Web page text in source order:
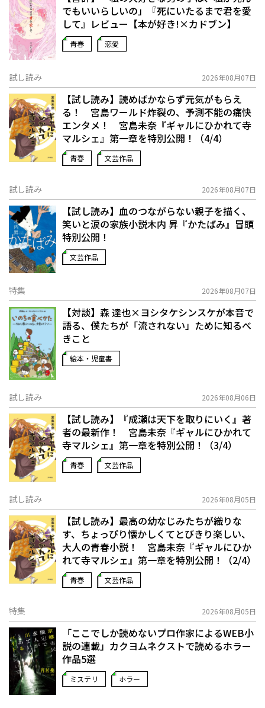
でもいいらしいの」――『死にいたるまで君を愛
して』レビュー【本が好き!×カドブン】
青春 恋愛
試し読み 2026年08月07日
【試し読み】読めばかならず元気がもらえ
る！ 宮島ワールド炸裂の、予測不能の痛快
エンタメ！ 宮島未奈『ギャルにひかれて寺
マルシェ』第一章を特別公開！（4/4）
青春 文芸作品
試し読み 2026年08月07日
【試し読み】血のつながらない親子を描く、
笑いと涙の家族小説――木内 昇『かたばみ』冒頭
特別公開！
文芸作品
特集 2026年08月07日
【対談】森 達也×ヨシタケシンスケが本音で
語る、僕たちが「流されない」ために知るべ
きこと
絵本・児童書
試し読み 2026年08月06日
【試し読み】『成瀬は天下を取りにいく』著
者の最新作！ 宮島未奈『ギャルにひかれて
寺マルシェ』第一章を特別公開！（3/4）
青春 文芸作品
試し読み 2026年08月05日
【試し読み】最高の幼なじみたちが織りな
す、ちょっぴり懐かしくてとびきり楽しい、
大人の青春小説！ 宮島未奈『ギャルにひか
れて寺マルシェ』第一章を特別公開！（2/4）
青春 文芸作品
特集 2026年08月05日
「ここでしか読めないプロ作家によるWEB小
説の連載」――カクヨムネクストで読めるホラー
作品5選
ミステリ ホラー